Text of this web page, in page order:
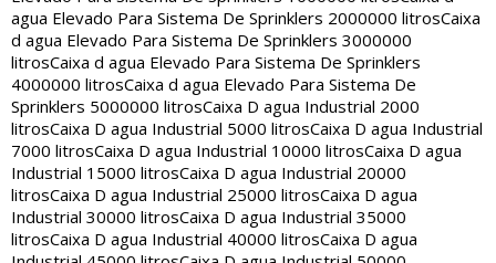
agua Elevado Para Sistema De Sprinklers 2000000 litrosCaixa
d agua Elevado Para Sistema De Sprinklers 3000000
litrosCaixa d agua Elevado Para Sistema De Sprinklers
4000000 litrosCaixa d agua Elevado Para Sistema De
Sprinklers 5000000 litrosCaixa D agua Industrial 2000
litrosCaixa D agua Industrial 5000 litrosCaixa D agua Industrial
7000 litrosCaixa D agua Industrial 10000 litrosCaixa D agua
Industrial 15000 litrosCaixa D agua Industrial 20000
litrosCaixa D agua Industrial 25000 litrosCaixa D agua
Industrial 30000 litrosCaixa D agua Industrial 35000
litrosCaixa D agua Industrial 40000 litrosCaixa D agua